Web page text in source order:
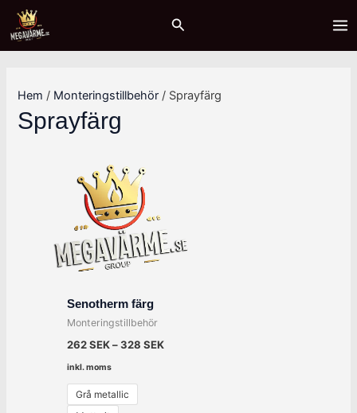
Hoppa
innehåll
Sök
Sök
M
i
r
i
Hem / Monteringstillbehör / Sprayfärg
Sprayfärg
Senotherm färg
Monteringstillbehör
262SEK–328 SEK
inkl. moms
Grå metallic